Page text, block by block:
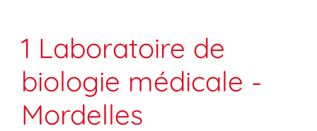
PRÉPAREZ VOS ANALYSES
LES SPÉCIALITÉS DE LA BIOLOGIE
VOTRE ESPACE PATIENT
1 Laboratoire de
biologie médicale -
Mordelles